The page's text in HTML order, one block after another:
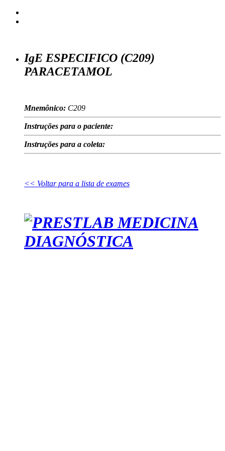
IgE ESPECIFICO (C209)
PARACETAMOL
Mnemônico: C209
Instruções para o paciente:
Instruções para a coleta:
<< Voltar para a lista de exames